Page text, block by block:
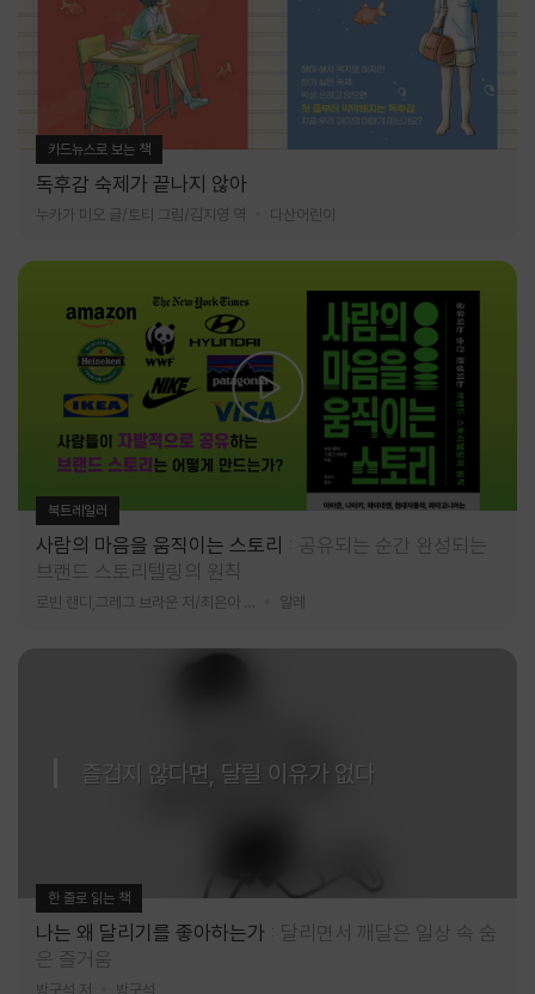
카드뉴스로 보는 책
독후감 숙제가 끝나지 않아
누카가 미오 글/토티 그림/김지영 역 다산어린이
북트레일러
사람의 마음을 움직이는 스토리
공유되는 순간 완성되는
브랜드 스토리텔링의 원칙
알레
즐겁지 않다면, 달릴 이유가 없다
한 줄로 읽는 책
나는 왜 달리기를 좋아하는가
달리면서 깨달은 일상 속 숨
은 즐거움
방구석 저 방구석